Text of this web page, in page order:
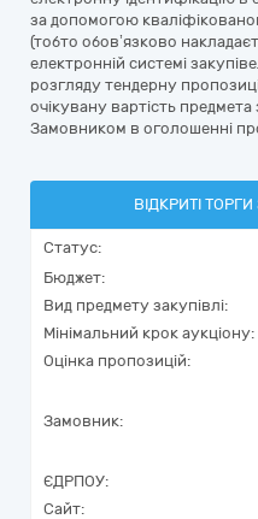
за допомогою
(тобто обов’язково
електронній системі
розгляду тендерну
очікувану вартість предмета
Замовником в оголошенні
ВІДКРИТІ
Статус:
Бюджет:
Вид предмету закупівлі:
Мінімальний крок аукціону:
Оцінка пропозицій:
Замовник:
ЄДРПОУ:
Сайт: